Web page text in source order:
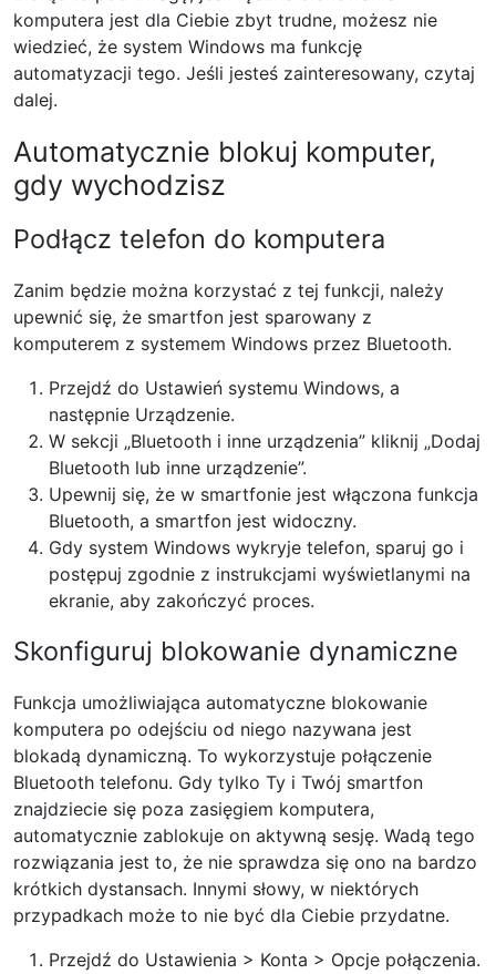
komputera jest dla Ciebie zbyt trudne, możesz nie
wiedzieć, że system Windows ma funkcję
automatyzacji tego. Jeśli jesteś zainteresowany, czytaj
dalej.
Automatycznie blokuj komputer,
gdy wychodzisz
Podłącz telefon do komputera
Zanim będzie można korzystać z tej funkcji, należy
upewnić się, że smartfon jest sparowany z
komputerem z systemem Windows przez Bluetooth.
Przejdź do Ustawień systemu Windows, a
następnie Urządzenie.
W sekcji „Bluetooth i inne urządzenia” kliknij „Dodaj
Bluetooth lub inne urządzenie”.
Upewnij się, że w smartfonie jest włączona funkcja
Bluetooth, a smartfon jest widoczny.
Gdy system Windows wykryje telefon, sparuj go i
postępuj zgodnie z instrukcjami wyświetlanymi na
ekranie, aby zakończyć proces.
Skonfiguruj blokowanie dynamiczne
Funkcja umożliwiająca automatyczne blokowanie
komputera po odejściu od niego nazywana jest
blokadą dynamiczną. To wykorzystuje połączenie
Bluetooth telefonu. Gdy tylko Ty i Twój smartfon
znajdziecie się poza zasięgiem komputera,
automatycznie zablokuje on aktywną sesję. Wadą tego
rozwiązania jest to, że nie sprawdza się ono na bardzo
krótkich dystansach. Innymi słowy, w niektórych
przypadkach może to nie być dla Ciebie przydatne.
Przejdź do Ustawienia > Konta > Opcje połączenia.